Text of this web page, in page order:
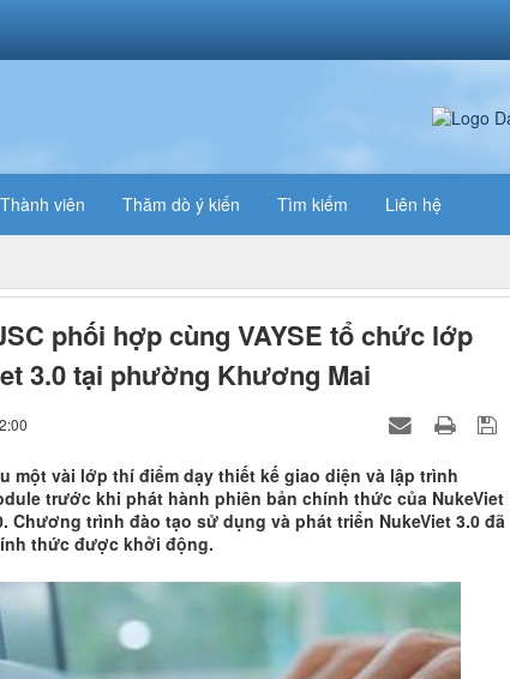
Thành viên Thăm dò ý kiến Tìm kiếm Liên hệ
phối hợp cùng VAYSE tổ chức lớp
3.0 tại phường Khương Mai
một vài lớp thí điểm dạy thiết kế giao diện và lập trình
trước khi phát hành phiên bản chính thức của NukeViet
Chương trình đào tạo sử dụng và phát triển NukeViet 3.0 đã
thức được khởi động.